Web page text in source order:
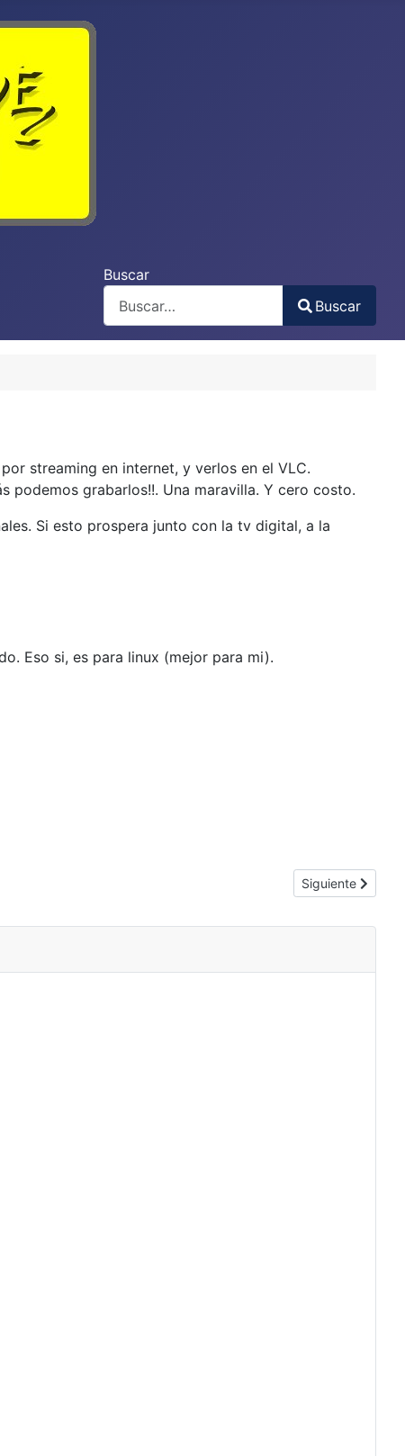
Buscar
Type 2 or more characters for results.
Buscar
streaming en internet, y verlos en el VLC.
podemos grabarlos!!. Una maravilla. Y cero costo.
Si esto prospera junto con la tv digital, a la
Eso si, es para linux (mejor para mi).
Artículo
Siguiente